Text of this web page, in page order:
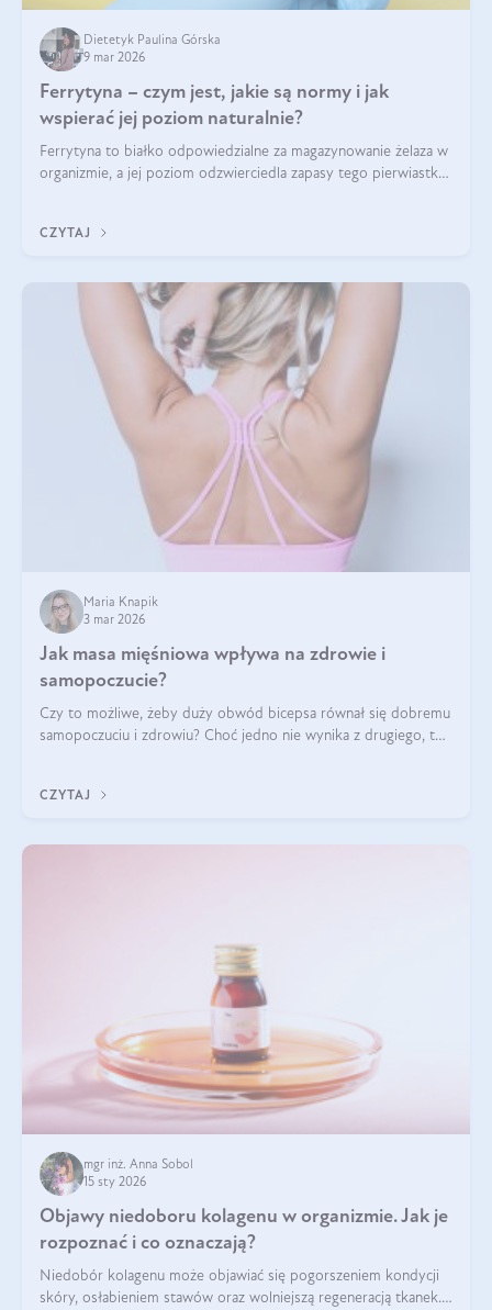
Dietetyk Paulina Górska
9 mar 2026
Ferrytyna – czym jest, jakie są normy i jak
wspierać jej poziom naturalnie?
Ferrytyna to białko odpowiedzialne za magazynowanie żelaza w
organizmie, a jej poziom odzwierciedla zapasy tego pierwiastka.
funkcjonowanie (
CZYTAJ
Maria Knapik
3 mar 2026
Jak masa mięśniowa wpływa na zdrowie i
samopoczucie?
Czy to możliwe, żeby duży obwód bicepsa równał się dobremu
samopoczuciu i zdrowiu? Choć jedno nie wynika z drugiego, to
wyjaśnimy.
CZYTAJ
mgr inż. Anna Sobol
15 sty 2026
Objawy niedoboru kolagenu w organizmie. Jak je
rozpoznać i co oznaczają?
Niedobór kolagenu może objawiać się pogorszeniem kondycji
skóry, osłabieniem stawów oraz wolniejszą regeneracją tkanek.